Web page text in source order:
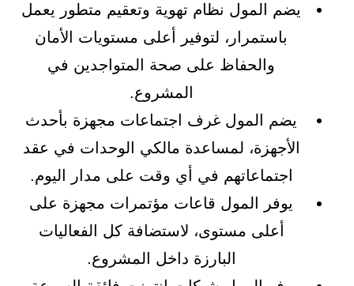
يضم المول نظام تهوية وتعقيم متطور يعمل
باستمرار، لتوفير أعلى مستويات الأمان
والحفاظ على صحة المتواجدين في
المشروع.
يضم المول غرف اجتماعات مجهزة بأحدث
الأجهزة، لمساعدة مالكي الوحدات في عقد
اجتماعاتهم في أي وقت على مدار اليوم.
يوفر المول قاعات مؤتمرات مجهزة على
أعلى مستوى، لاستضافة كل الفعاليات
البارزة داخل المشروع.